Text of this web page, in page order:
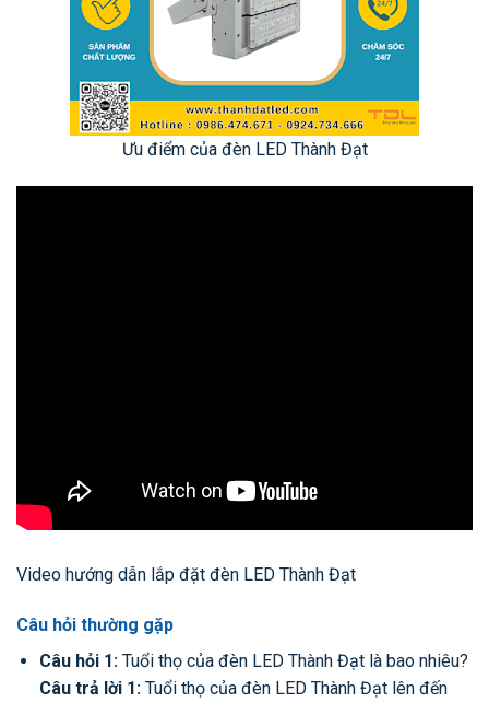
Ưu điểm của đèn LED Thành Đạt
Video hướng dẫn lắp đặt đèn LED Thành Đạt
Câu hỏi thường gặp
Câu hỏi 1:Tuổi thọ của đèn LED Thành Đạt là bao nhiêu?
Câu trả lời 1:Tuổi thọ của đèn LED Thành Đạt lên đến